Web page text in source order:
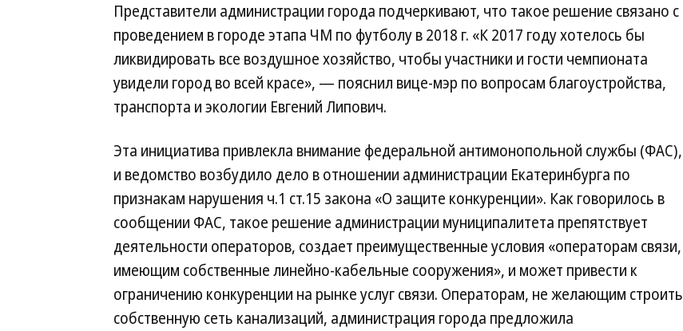
Представители администрации города подчеркивают, что такое решение связано с
проведением в городе этапа ЧМ по футболу в 2018 г. «К 2017 году хотелось бы
ликвидировать все воздушное хозяйство, чтобы участники и гости чемпионата
увидели город во всей красе», — пояснил вице-мэр по вопросам благоустройства,
транспорта и экологии Евгений Липович.
Эта инициатива привлекла внимание федеральной антимонопольной службы (ФАС),
и ведомство возбудило дело в отношении администрации Екатеринбурга по
признакам нарушения ч.1 ст.15 закона «О защите конкуренции». Как говорилось в
сообщении ФАС, такое решение администрации муниципалитета препятствует
деятельности операторов, создает преимущественные условия «операторам связи,
имеющим собственные линейно-кабельные сооружения», и может привести к
ограничению конкуренции на рынке услуг связи. Операторам, не желающим строить
собственную сеть канализаций, администрация города предложила